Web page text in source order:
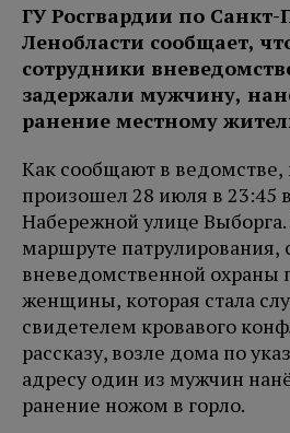
ГУ Росгвардии по Санкт-
Ленобласти сообщает,
сотрудники
задержали мужчину,
ранение местному
Как сообщают в
произошел 28 июля в 23:45
Набережной улице
маршруте патрулирования,
вневедомственной охраны
женщины, которая стала
свидетелем кровавого
рассказу, возле дома по
адресу один из мужчин
ранение ножом в горло.